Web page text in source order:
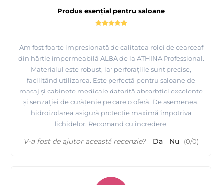
Produs esențial pentru saloane
Am fost foarte impresionată de calitatea rolei de cearceaf
din hârtie impermeabilă ALBA de la ATHINA Professional.
Materialul este robust, iar perforațiile sunt precise,
facilitând utilizarea. Este perfectă pentru saloane de
masaj și cabinete medicale datorită absorbției excelente
și senzației de curățenie pe care o oferă. De asemenea,
hidroizolarea asigură protecție maximă împotriva
lichidelor. Recomand cu încredere!
V-a fost de ajutor această recenzie? Da Nu (0/0)